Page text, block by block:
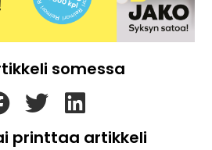
somessa
printtaa artikkeli